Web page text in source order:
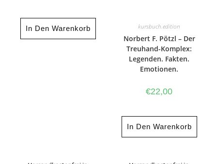
In Den Warenkorb kursbuch.edition
Norbert F. Pötzl – Der
Treuhand-Komplex:
Legenden. Fakten.
Emotionen.
€22,00
In Den Warenkorb